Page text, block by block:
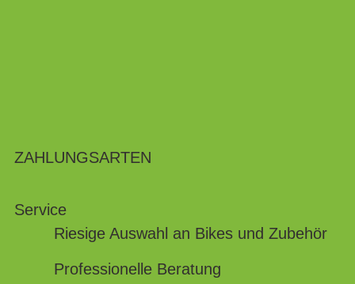
ZAHLUNGSARTEN
Service
Riesige Auswahl an Bikes und Zubehör
Professionelle Beratung